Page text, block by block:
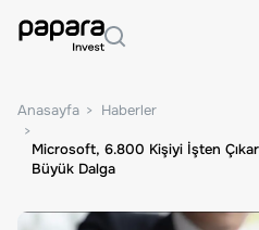
Anasayfa Haberler
Microsoft, 6.800 Kişiyi İşten
Büyük Dalga